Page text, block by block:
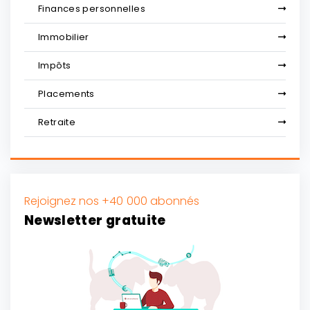
Finances personnelles
Immobilier
Impôts
Placements
Retraite
Rejoignez nos +40 000 abonnés
Newsletter gratuite